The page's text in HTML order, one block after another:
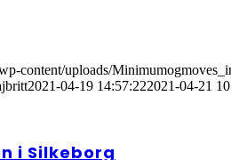
content/uploads/
2021-04-19 14:57:222021-04-21
i Silkeborg